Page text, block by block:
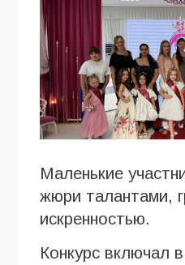
Маленькие
жюри талантами,
искренностью.
Конкурс включал